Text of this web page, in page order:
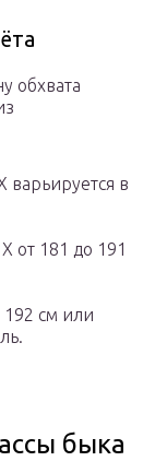
обхвата
варьируется в
от 181 до 191
192 см или
быка